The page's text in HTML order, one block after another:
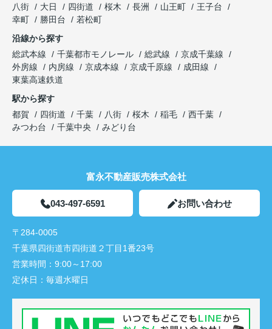
八街
大日 四街道 桜木 長洲 山王町
王子台
幸町
勝田台
若松町
沿線から探す
総武本線
千葉都市モノレール 総武線
京成千葉線
外房線
内房線 京成本線 京成千原線
成田線
東葉高速鉄道
駅から探す
都賀
四街道 千葉 八街 桜木 稲毛
西千葉
みつわ台
千葉中央 みどり台
富永不動産販売株式会社
043-497-6591 お問い合わせ
〒284-0005
千葉県四街道市四街道２丁目1番23号
営業時間： 9:00～17:00
定休日： 毎週水曜日